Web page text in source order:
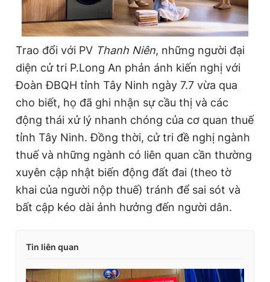
Trao đổi với PV Thanh Niên, những người đại
diện cử tri P.Long An phản ánh kiến nghị với
Đoàn ĐBQH tỉnh Tây Ninh ngày 7.7 vừa qua
cho biết, họ đã ghi nhận sự cầu thị và các
động thái xử lý nhanh chóng của cơ quan thuế
tỉnh Tây Ninh. Đồng thời, cử tri đề nghị ngành
thuế và những ngành có liên quan cần thường
xuyên cập nhật biến động đất đai (theo tờ
khai của người nộp thuế) tránh để sai sót và
bất cập kéo dài ảnh hưởng đến người dân.
Tin liên quan